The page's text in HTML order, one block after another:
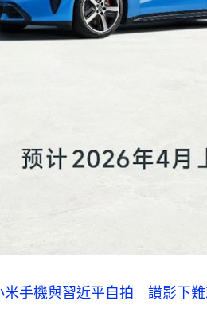
米手機與習近平自拍 讚影下難